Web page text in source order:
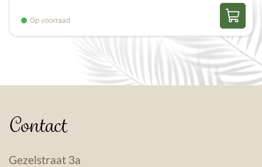
Op voorraad
Contact
Gezelstraat 3a